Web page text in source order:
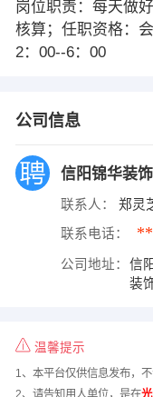
岗位职责：每天做
核算；任职资格：
2：00--6：00
公司信息
信阳锦华装
联系人： 郑灵
联系电话：
公司地址：
信
装
温馨提示
1、本平台仅供信息发布，
2、请告知用人单位，是在